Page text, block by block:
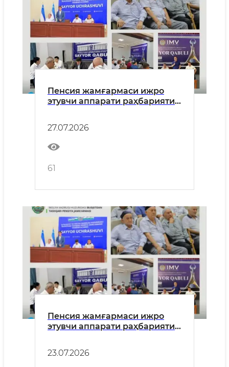
Пенсия жамғармаси ижро
этувчи аппарати раҳбарияти
сайёр қабули ўтказилади
27.07.2026
61
Пенсия жамғармаси ижро
этувчи аппарати раҳбарияти
ўтказилади
23.07.2026